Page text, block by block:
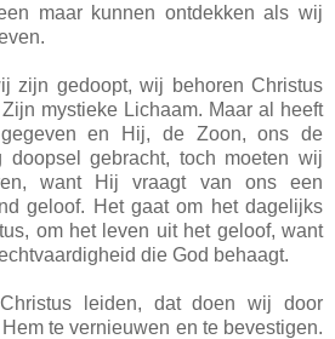
maar kunnen ontdekken als wij
zijn gedoopt, wij behoren Christus
mystieke Lichaam. Maar al heeft
en Hij, de Zoon, ons de
gebracht, toch moeten wij
want Hij vraagt van ons een
geloof. Het gaat om het dagelijks
om het leven uit het geloof, want
die God behaagt.
leiden, dat doen wij door
te vernieuwen en te bevestigen.